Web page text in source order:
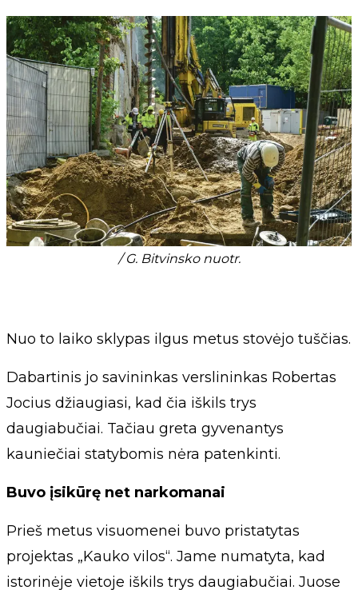
/ G. Bitvinsko nuotr.
Nuo to laiko sklypas ilgus metus stovėjo tuščias.
Dabartinis jo savininkas verslininkas Robertas
Jocius džiaugiasi, kad čia iškils trys
daugiabučiai. Tačiau greta gyvenantys
kauniečiai statybomis nėra patenkinti.
Buvo įsikūrę net narkomanai
Prieš metus visuomenei buvo pristatytas
projektas „Kauko vilos“. Jame numatyta, kad
istorinėje vietoje iškils trys daugiabučiai. Juose